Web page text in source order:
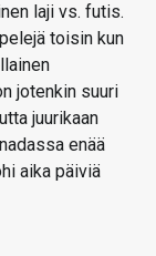
laji vs. futis.
toisin kun
jotenkin suuri
juurikaan
enää
aika päiviä